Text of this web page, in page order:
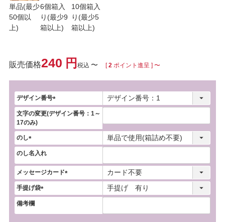
単品(最少
50個以
上)
6個箱入
り(最少9
箱以上)
10個箱入
り(最少5
箱以上)
240 税込 〜 [ 2 ポイント進呈 ] 〜
デザイン番号
(
必
文字の変更(デザイン番号：1～
17のみ)
のし
(
必
須
)
のし名入れ
メッセージカード
(
手提げ袋
(
備考欄